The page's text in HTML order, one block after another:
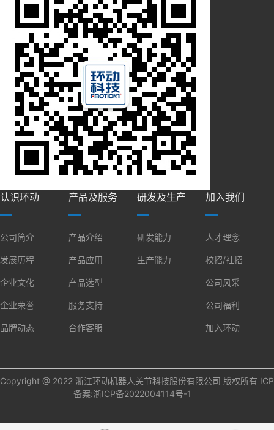
认识环动
公司简介
发展历程
企业文化
企业荣誉
品牌动态
产品及服务
产品介绍
产品应用
产品选型
服务支持
合作客服
研发及生产
研发能力
生产能力
加入我们
人才理念
校招/社招
公司风采
公司福利
加入环动
Copyright @ 2022 浙江环动机器人关节科技股份有限公司 版权所有 ICP
备案:浙ICP备2022004114号-1